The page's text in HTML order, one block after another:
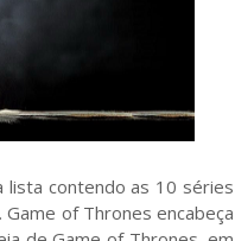
lista contendo as 10 séries
of Thrones encabeça